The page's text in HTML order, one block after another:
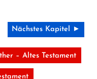
Nächstes Kapitel ►
– Altes Testament